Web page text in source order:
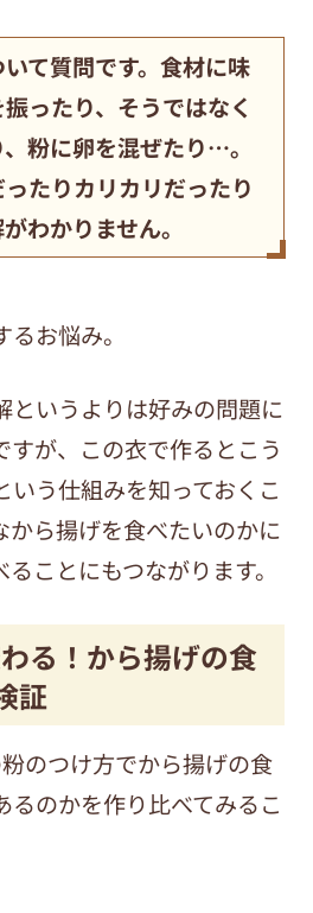
て質問です。食材に味
ったり、そうではなく
粉に卵を混ぜたり…。
たりカリカリだったり
わかりません。
お悩み。
というよりは好みの問題に
すが、この衣で作るとこう
いう仕組みを知っておくこ
から揚げを食べたいのかに
ことにもつながります。
る！から揚げの食
証
のつけ方でから揚げの食
るのかを作り比べてみるこ